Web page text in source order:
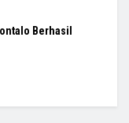
Berhasil